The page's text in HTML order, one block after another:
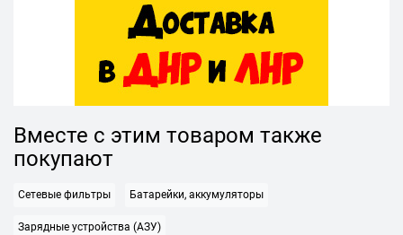
Вместе с этим товаром также
покупают
Сетевые фильтры Батарейки, аккумуляторы
Зарядные устройства (АЗУ)